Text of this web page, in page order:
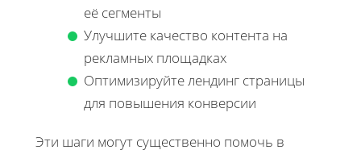
её сегменты
Улучшите качество контента на
рекламных площадках
Оптимизируйте лендинг страницы
для повышения конверсии
Эти шаги могут существенно помочь в